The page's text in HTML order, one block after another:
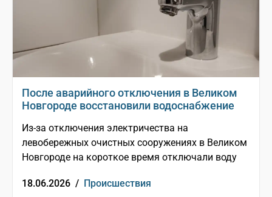
После аварийного отключения в Великом
Новгороде восстановили водоснабжение
Из-за отключения электричества на
левобережных очистных сооружениях в Великом
Новгороде на короткое время отключали воду
18.06.2026 / Происшествия